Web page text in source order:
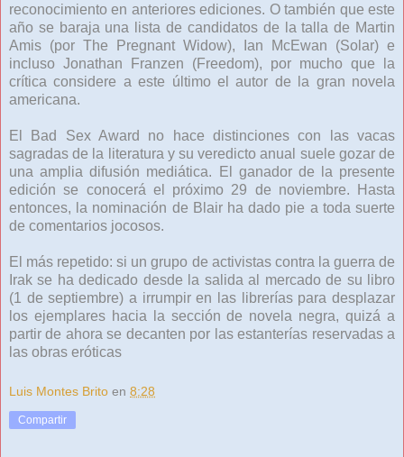
reconocimiento en anteriores ediciones. O también que este
año se baraja una lista de candidatos de la talla de Martin
Amis (por The Pregnant Widow), Ian McEwan (Solar) e
incluso Jonathan Franzen (Freedom), por mucho que la
crítica considere a este último el autor de la gran novela
americana.
El Bad Sex Award no hace distinciones con las vacas
sagradas de la literatura y su veredicto anual suele gozar de
una amplia difusión mediática. El ganador de la presente
edición se conocerá el próximo 29 de noviembre. Hasta
entonces, la nominación de Blair ha dado pie a toda suerte
de comentarios jocosos.
El más repetido: si un grupo de activistas contra la guerra de
Irak se ha dedicado desde la salida al mercado de su libro
(1 de septiembre) a irrumpir en las librerías para desplazar
los ejemplares hacia la sección de novela negra, quizá a
partir de ahora se decanten por las estanterías reservadas a
las obras eróticas
Luis Montes Brito en 8:28
Compartir